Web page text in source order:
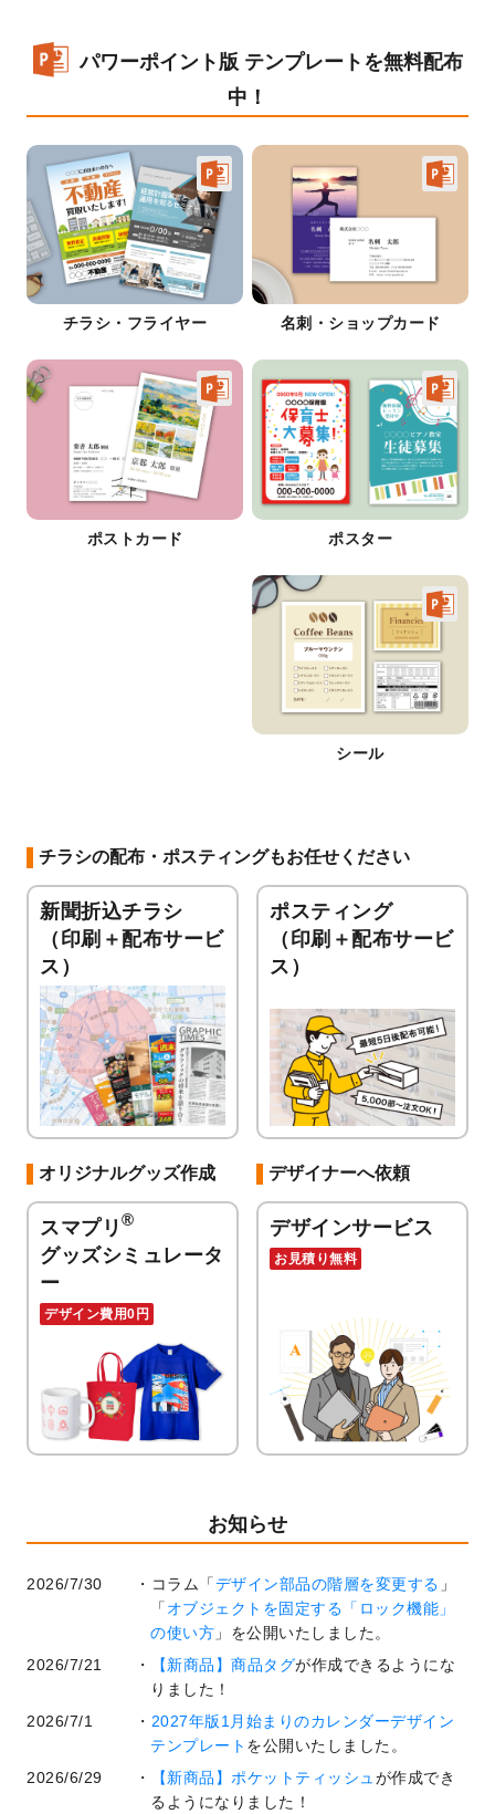
パワーポイント版 テンプレートを無料配布
中！
チラシ・フライヤー 名刺・ショップカード
ポストカード ポスター
シール
チラシの配布・ポスティングもお任せください
新聞折込チラシ
（印刷＋配布サービ
ス）
ポスティング
（印刷＋配布サービ
ス）
オリジナルグッズ作成
スマプリ ®
グッズシミュレータ
ー
デザイン費用0円
デザイナーへ依頼
デザインサービス
お見積り無料
お知らせ
2026/7/30 コラム「デザイン部品の階層を変更する 」
「 オブジェクトを固定する「ロック機能」
の使い方 」を公開いたしました。
2026/7/21
【新商品】商品タグが作成できるようにな
りました！
2026/7/1
2027年版1月始まりのカレンダーデザイン
テンプレート を公開いたしました。
2026/6/29
【新商品】ポケットティッシュが作成でき
るようになりました！